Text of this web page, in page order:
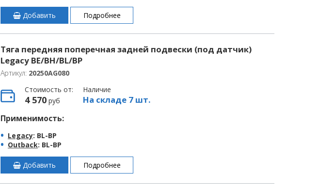
Добавить Подробнее
Тяга передняя поперечная задней подвески (под датчик)
Legacy BE/BH/BL/BP
Артикул: 20250AG080
Стоимость от:
4 570руб
Наличие
На складе 7 шт.
Применимость:
Legacy: BL-BP
Outback: BL-BP
Добавить Подробнее